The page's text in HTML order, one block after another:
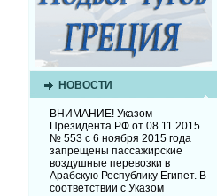
НОВОСТИ
ВНИМАНИЕ! Указом
Президента РФ от 08.11.2015
№ 553 с 6 ноября 2015 года
запрещены пассажирские
воздушные перевозки в
Арабскую Республику Египет. В
соответствии с Указом